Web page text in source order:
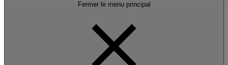
Fermer le menu principal